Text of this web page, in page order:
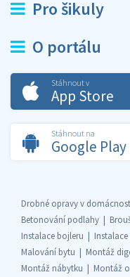
Pro šikuly
O portálu
Stáhnout v
App Store
Stáhnout na
Google Play
Drobné opravy v
Betonování podlahy
Instalace bojleru
Malování bytu
Montáž
Montáž nábytku
Montáž